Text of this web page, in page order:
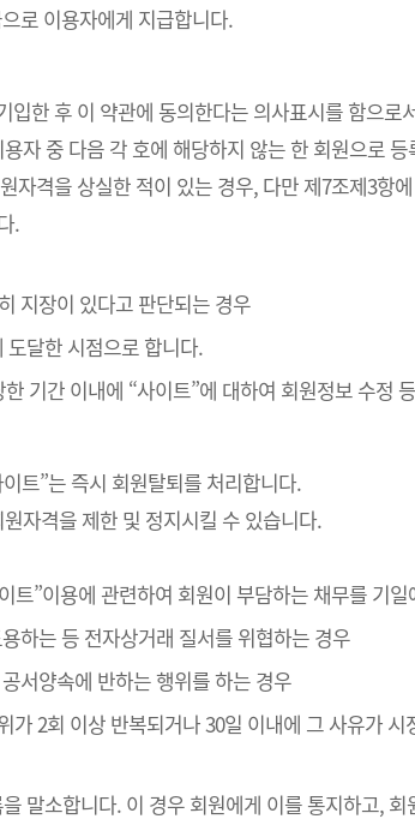
로 이용자에게 지급합니다.
한 후 이 약관에 동의한다는 의사표시를 함으로
자 중 다음 각 호에 해당하지 않는 한 회원으로 등
자격을 상실한 적이 있는 경우, 다만 제7조제3항
.
지장이 있다고 판단되는 경우
달한 시점으로 합니다.
기간 이내에 “사이트”에 대하여 회원정보 수정
트”는 즉시 회원탈퇴를 처리합니다.
자격을 제한 및 정지시킬 수 있습니다.
트”이용에 관련하여 회원이 부담하는 채무를 기
하는 등 전자상거래 질서를 위협하는 경우
서양속에 반하는 행위를 하는 경우
2회 이상 반복되거나 30일 이내에 그 사유가
말소합니다. 이 경우 회원에게 이를 통지하고,